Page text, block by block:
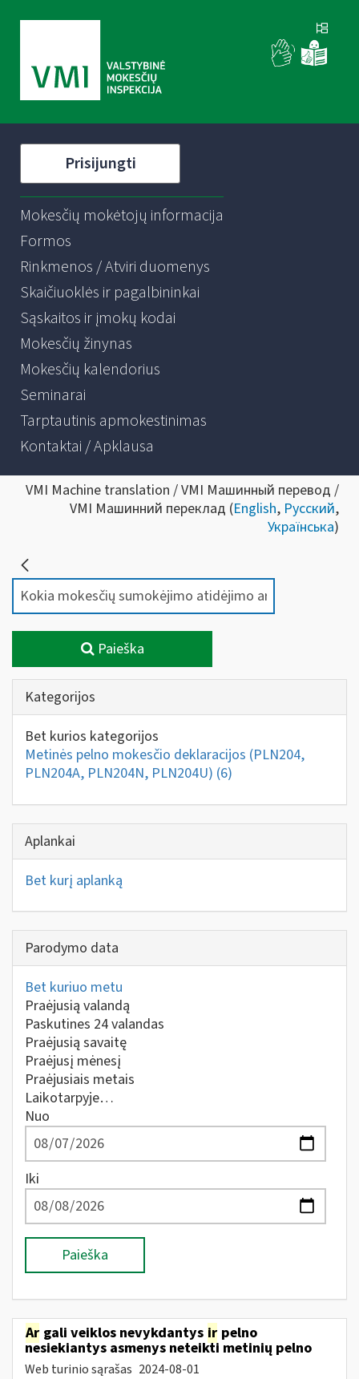
Prisijungti
Mokesčių mokėtojų informacija
Formos
Rinkmenos / Atviri duomenys
Skaičiuoklės ir pagalbininkai
Sąskaitos ir įmokų kodai
Mokesčių žinynas
Mokesčių kalendorius
Seminarai
Tarptautinis apmokestinimas
Kontaktai / Apklausa
VMI Machine translation / VMI Машинный перевод /
VMI Машинний переклад (English, Русский,
Українська)
Paieška
Kategorijos
Bet kurios kategorijos
Metinės pelno mokesčio deklaracijos (PLN204,
PLN204A, PLN204N, PLN204U) (6)
Aplankai
Bet kurį aplanką
Parodymo data
Bet kuriuo metu
Praėjusią valandą
Paskutines 24 valandas
Praėjusią savaitę
Praėjusį mėnesį
Praėjusiais metais
Laikotarpyje…
Nuo
Iki
Paieška
Ar gali veiklos nevykdantys ir pelno
nesiekiantys asmenys neteikti metinių pelno
Web turinio sąrašas 2024-08-01